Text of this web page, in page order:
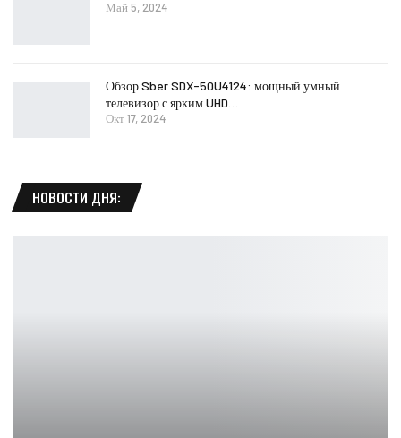
Май 5, 2024
Обзор Sber SDX-50U4124: мощный умный
телевизор с ярким UHD…
Окт 17, 2024
НОВОСТИ ДНЯ: